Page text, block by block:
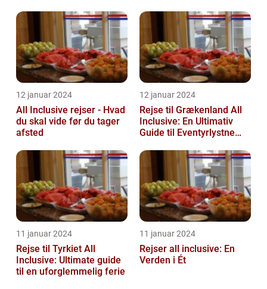
Historie
12 januar 2024
All Inclusive rejser - Hvad
du skal vide før du tager
afsted
12 januar 2024
Rejse til Grækenland All
Inclusive: En Ultimativ
Guide til Eventyrlystne
11 januar 2024
Rejse til Tyrkiet All
Inclusive: Ultimate guide
til en uforglemmelig ferie
11 januar 2024
Rejser all inclusive: En
Verden i Ét